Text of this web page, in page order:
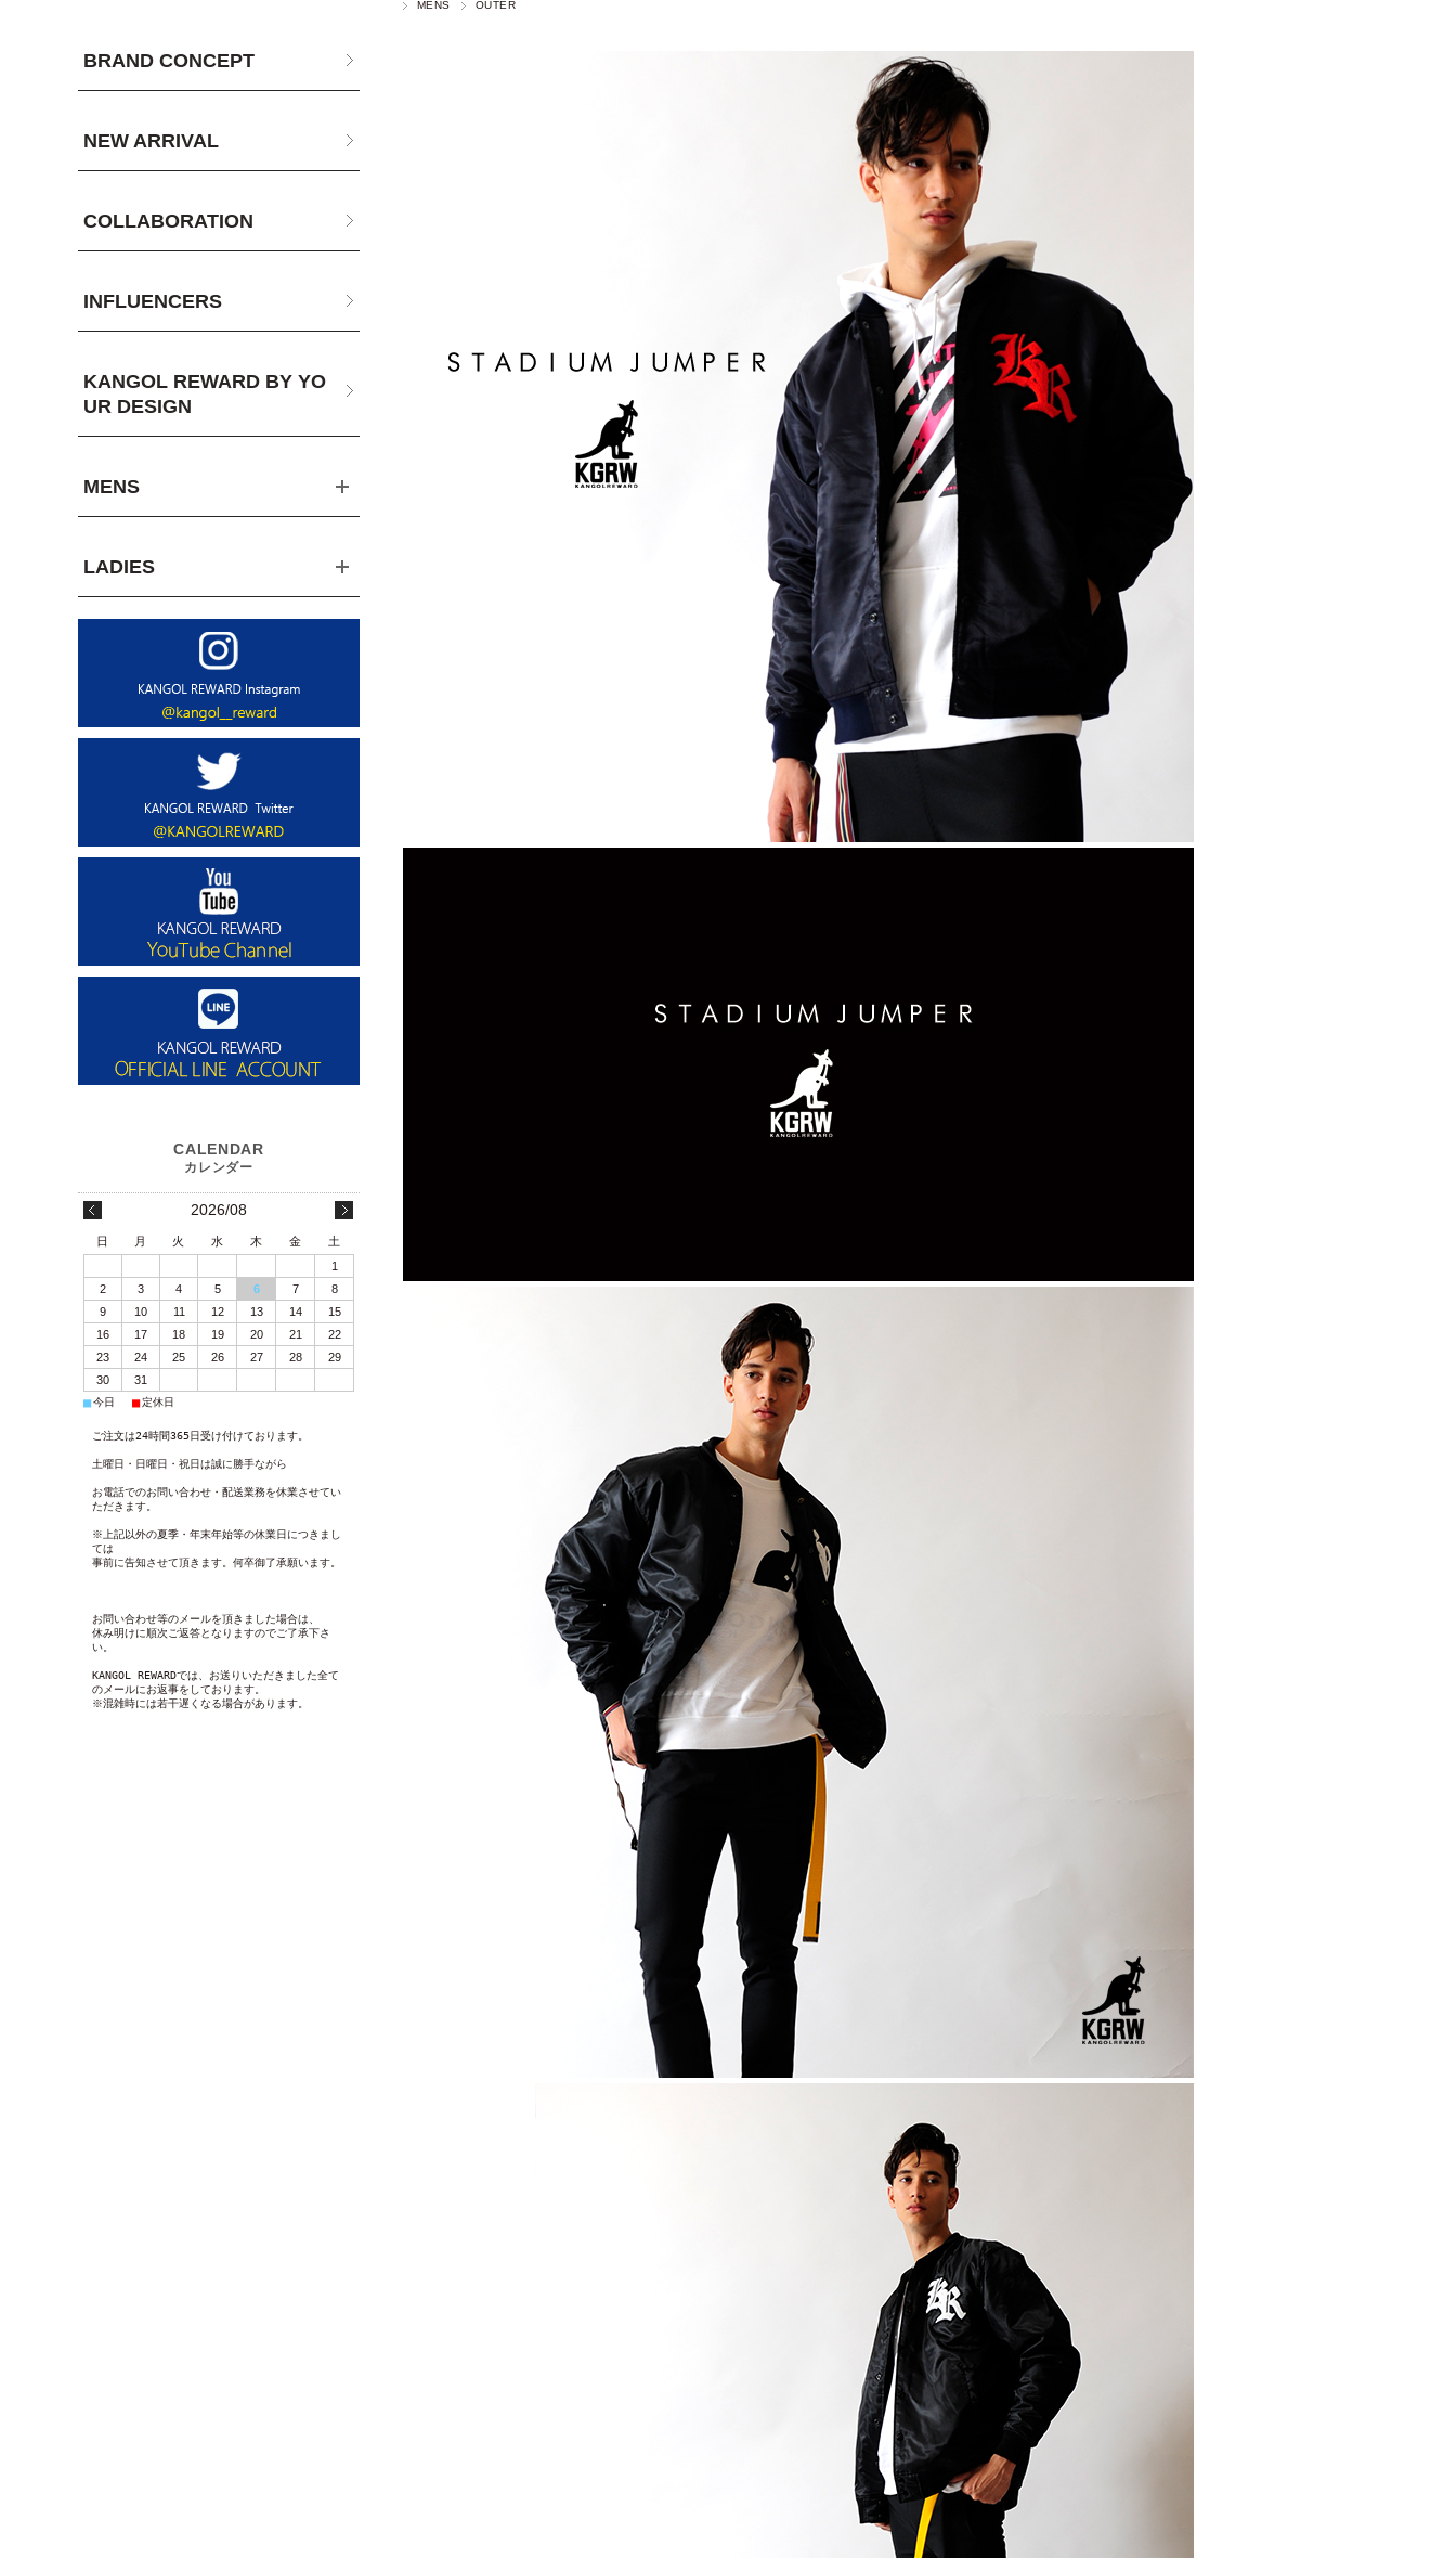
MENS
OUTER
BRAND CONCEPT
NEW ARRIVAL
COLLABORATION
INFLUENCERS
KANGOL REWARD BY YO
UR DESIGN
MENS
LADIES
2026/08
日 月 火 水 木 金
土
1
2
3 4 5 6 7
8
9
10 11 12 13 14
15
16
17 18 19 20 21
22
23
24 25 26 27 28
29
30
31
■今日 ■定休日
ご注文は24時間365日受け付けております。
土曜日・日曜日・祝日は誠に勝手ながら
お電話でのお問い合わせ・配送業務を休業させてい
ただきます。
※上記以外の夏季・年末年始等の休業日につきまし
ては
事前に告知させて頂きます。何卒御了承願います。
お問い合わせ等のメールを頂きました場合は、
休み明けに順次ご返答となりますのでご了承下さ
い。
KANGOL REWARDでは、お送りいただきました全て
のメールにお返事をしております。
※混雑時には若干遅くなる場合があります。